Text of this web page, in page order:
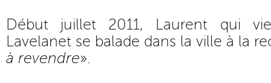
Début juillet 2011, Laurent qui
Lavelanet se balade dans la ville à la
à revendre».